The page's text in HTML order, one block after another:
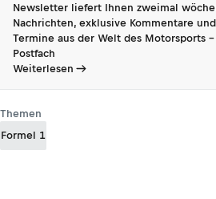
Newsletter liefert Ihnen zweimal
Nachrichten, exklusive Kommentare
Termine aus der Welt des Motorsports
Postfach
Weiterlesen
Themen
Formel 1